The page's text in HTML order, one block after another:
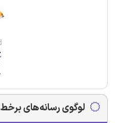
لوگوی رسانه‌های برخط